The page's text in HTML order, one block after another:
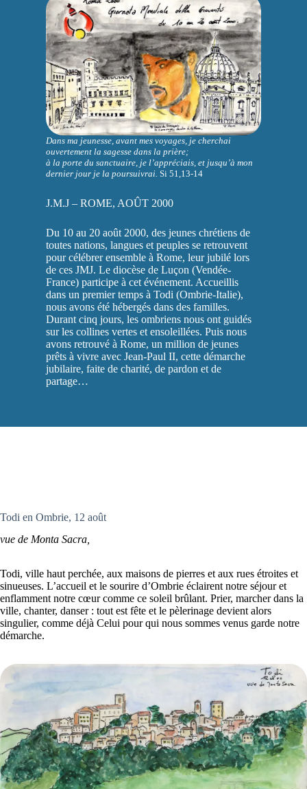
Dans ma jeunesse, avant mes voyages, je cherchai
ouvertement la sagesse dans la prière;
à la porte du sanctuaire, je l’appréciais, et jusqu’à mon
dernier jour je la poursuivrai.Si 51,13-14
J.M.J – ROME, AOÛT 2000
Du 10 au 20 août 2000, des jeunes chrétiens de
toutes nations, langues et peuples se retrouvent
pour célébrer ensemble à Rome, leur jubilé lors
de ces JMJ. Le diocèse de Luçon (Vendée-
France) participe à cet événement. Accueillis
dans un premier temps à Todi (Ombrie-Italie),
nous avons été hébergés dans des familles.
Durant cinq jours, les ombriens nous ont guidés
sur les collines vertes et ensoleillées. Puis nous
avons retrouvé à Rome, un million de jeunes
prêts à vivre avec Jean-Paul II, cette démarche
jubilaire, faite de charité, de pardon et de
partage…
Todi en Ombrie, 12 août
vue de Monta Sacra,
Todi, ville haut perchée, aux maisons de pierres et aux rues étroites et
sinueuses. L’accueil et le sourire d’Ombrie éclairent notre séjour et
enflamment notre cœur comme ce soleil brûlant. Prier, marcher dans la
ville, chanter, danser : tout est fête et le pèlerinage devient alors
singulier, comme déjà Celui pour qui nous sommes venus garde notre
démarche.